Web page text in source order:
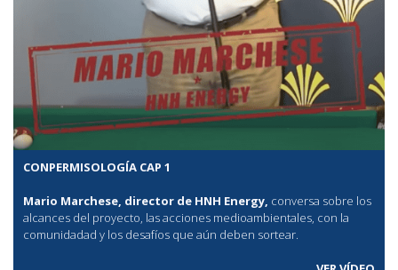
CONPERMISOLOGÍA CAP 1
Mario Marchese, director de HNH Energy, conversa sobre los
alcances del proyecto, las acciones medioambientales, con la
comunidadad y los desafíos que aún deben sortear.